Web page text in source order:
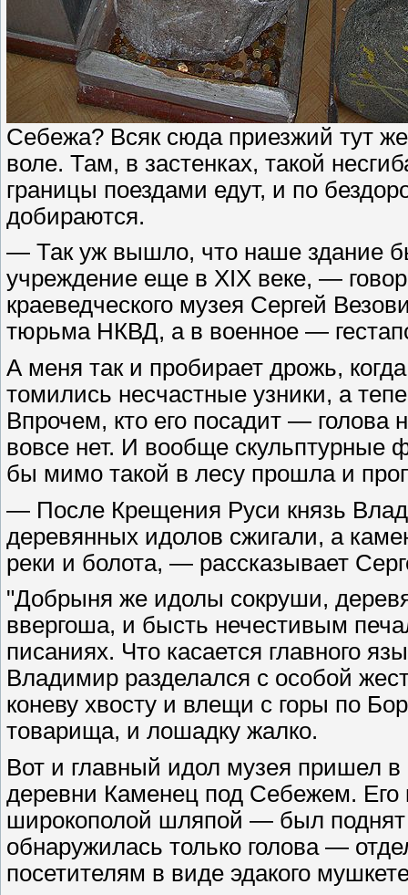
Себежа? Всяк сюда приезжий тут
воле. Там, в застенках, такой
границы поездами едут, и по
добираются.
— Так уж вышло, что наше здание
учреждение еще в XIX веке, —
краеведческого музея Сергей
тюрьма НКВД, а в военное —
А меня так и пробирает дрожь,
томились несчастные узники, а
Впрочем, кто его посадит — голова
вовсе нет. И вообще
бы мимо такой в лесу прошла и
— После Крещения Руси князь
деревянных идолов сжигали, а
реки и болота, — рассказывает
"Добрыня же идолы сокруши,
ввергоша, и бысть нечестивым
писаниях. Что касается главного
Владимир разделался с особой
коневу хвосту и влещи с горы по
товарища, и лошадку жалко.
Вот и главный идол музея пришел
деревни Каменец под Себежем.
широкополой шляпой — был поднят
обнаружилась только голова —
посетителям в виде эдакого